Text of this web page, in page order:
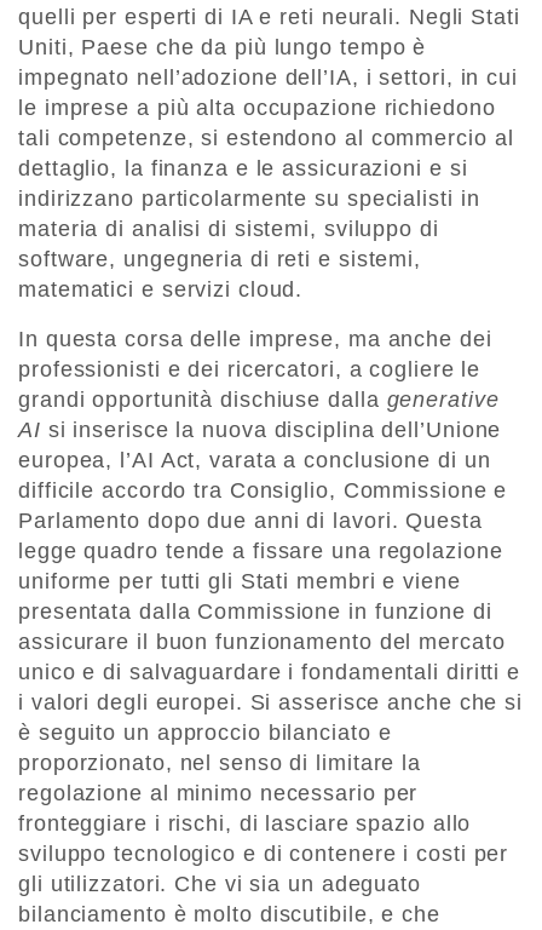
quelli per esperti di IA e reti neurali. Negli Stati
Uniti, Paese che da più lungo tempo è
impegnato nell’adozione dell’IA, i settori, in cui
le imprese a più alta occupazione richiedono
tali competenze, si estendono al commercio al
dettaglio, la finanza e le assicurazioni e si
indirizzano particolarmente su specialisti in
materia di analisi di sistemi, sviluppo di
software, ungegneria di reti e sistemi,
matematici e servizi cloud.
In questa corsa delle imprese, ma anche dei
professionisti e dei ricercatori, a cogliere le
grandi opportunità dischiuse dalla generative
AI si inserisce la nuova disciplina dell’Unione
europea, l’AI Act, varata a conclusione di un
difficile accordo tra Consiglio, Commissione e
Parlamento dopo due anni di lavori. Questa
legge quadro tende a fissare una regolazione
uniforme per tutti gli Stati membri e viene
presentata dalla Commissione in funzione di
assicurare il buon funzionamento del mercato
unico e di salvaguardare i fondamentali diritti e
i valori degli europei. Si asserisce anche che si
è seguito un approccio bilanciato e
proporzionato, nel senso di limitare la
regolazione al minimo necessario per
fronteggiare i rischi, di lasciare spazio allo
sviluppo tecnologico e di contenere i costi per
gli utilizzatori. Che vi sia un adeguato
bilanciamento è molto discutibile, e che